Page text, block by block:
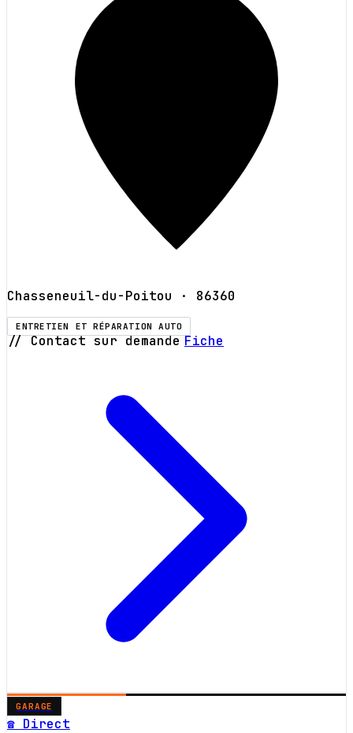
Chasseneuil-du-Poitou · 86360
ENTRETIEN ET RÉPARATION AUTO
// Contact sur demande Fiche
GARAGE
☎ Direct